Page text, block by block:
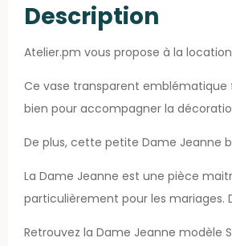
Description
Atelier.pm vous propose à la
Ce vase transparent
bien pour accompagner la
De plus, cette petite Dame Jeanne
La Dame Jeanne est une pièce
particulièrement pour les mariages.
Retrouvez la Dame Jeanne modèle